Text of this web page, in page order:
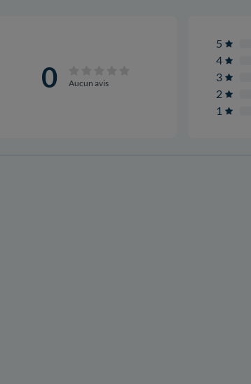
0 Aucun avis
5
4
3
2
1